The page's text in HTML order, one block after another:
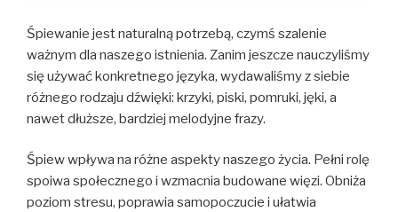
Śpiewanie jest naturalną potrzebą, czymś szalenie
ważnym dla naszego istnienia. Zanim jeszcze nauczyliśmy
się używać konkretnego języka, wydawaliśmy z siebie
różnego rodzaju dźwięki: krzyki, piski, pomruki, jęki, a
nawet dłuższe, bardziej melodyjne frazy.
Śpiew wpływa na różne aspekty naszego życia. Pełni rolę
spoiwa społecznego i wzmacnia budowane więzi. Obniża
poziom stresu, poprawia samopoczucie i ułatwia